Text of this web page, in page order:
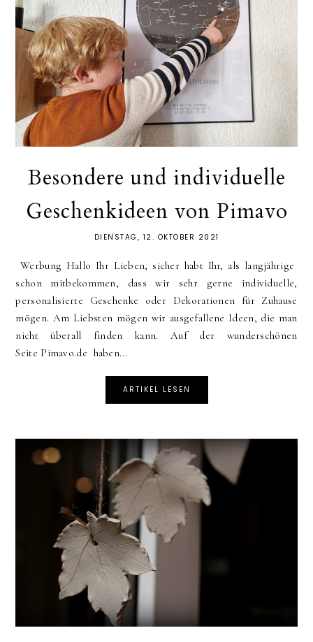
Besondere und individuelle
Geschenkideen von Pimavo
DIENSTAG, 12. OKTOBER 2021
Werbung Hallo Ihr Lieben, sicher habt Ihr, als langjährige
schon mitbekommen, dass wir sehr gerne individuelle,
personalisierte Geschenke oder Dekorationen für Zuhause
mögen. Am Liebsten mögen wir ausgefallene Ideen, die man
nicht überall finden kann. Auf der wunderschönen
Seite Pimavo.de haben...
ARTIKEL LESEN